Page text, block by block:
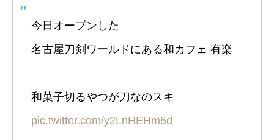
今日オープンした
名古屋刀剣ワールドにある和カフェ 有楽
和菓子切るやつが刀なのスキ
pic.twitter.com/y2LnHEHm5d